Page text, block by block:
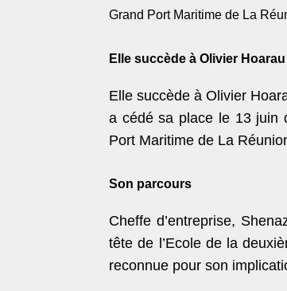
Grand Port Maritime de La
Elle succède à Olivier Hoarau
Elle succède à Olivier
a cédé sa place le 13 juin
Port Maritime de La
Son parcours
Cheffe d’entreprise,
tête de l’Ecole de la
reconnue pour son